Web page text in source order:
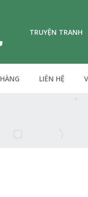
TRUYỆN TRANH
LIÊN HỆ